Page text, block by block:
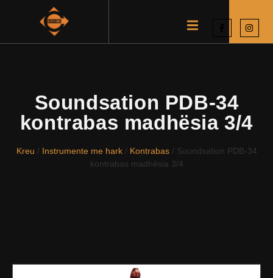
Soundsation PDB-34
kontrabas madhësia 3/4
Kreu / Instrumente me hark/ Kontrabas/ Soundsation PDB-34
kontrabas madhësia 3/4